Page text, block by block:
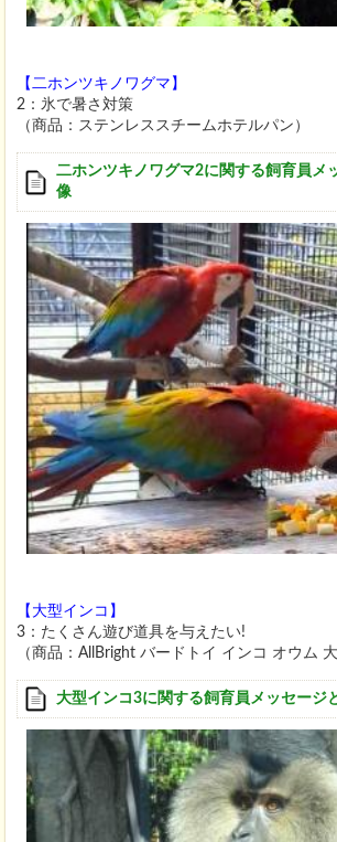
【二ホンツキノワグマ】
2：氷で暑さ対策
（商品：ステンレススチームホテルパン）
二ホンツキノワグマ2に関する飼育員メ
像
【大型インコ】
3：たくさん遊び道具を与えたい!
（商品：AllBright バードトイ インコ オウム
大型インコ3に関する飼育員メッセージ